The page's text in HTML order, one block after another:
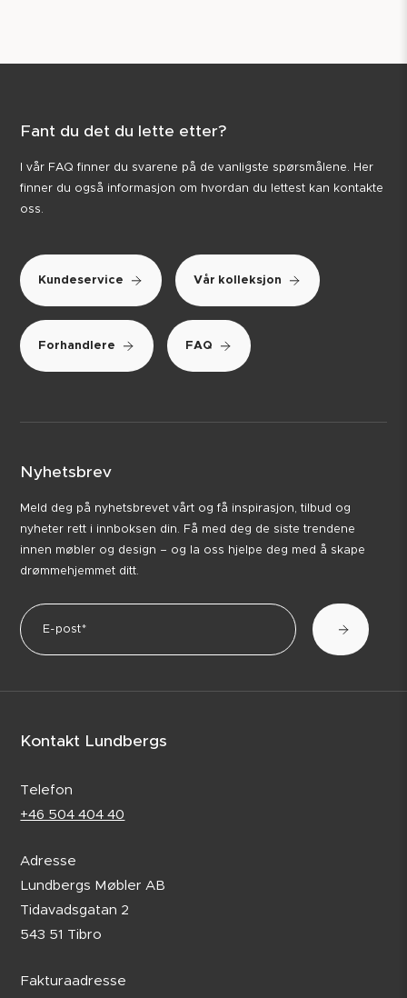
Fant du det du lette etter?
I vår FAQ finner du svarene på de vanligste spørsmålene. Her
finner du også informasjon om hvordan du lettest kan kontakte
oss.
Kundeservice Vår kolleksjon
Forhandlere FAQ
Nyhetsbrev
Meld deg på nyhetsbrevet vårt og få inspirasjon, tilbud og
nyheter rett i innboksen din. Få med deg de siste trendene
innen møbler og design – og la oss hjelpe deg med å skape
drømmehjemmet ditt.
Kontakt Lundbergs
Telefon
+46 504 404 40
Adresse
Lundbergs Møbler AB
Tidavadsgatan 2
543 51 Tibro
Fakturaadresse